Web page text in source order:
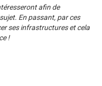
afin de
En passant, par ces
ses infrastructures et cela
!